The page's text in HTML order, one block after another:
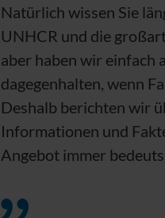
Natürlich wissen Sie
UNHCR und die
aber haben wir einfach
dagegenhalten, wenn
Deshalb berichten wir
Informationen und
Angebot immer